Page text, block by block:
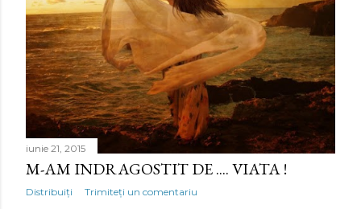
iunie 21, 2015
M-AM INDRAGOSTIT DE .... VIATA !
Distribuiți Trimiteți un comentariu